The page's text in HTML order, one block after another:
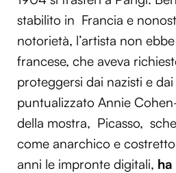
stabilito in Francia e
notorietà, l’artista non
francese, che aveva
proteggersi dai nazisti e
puntualizzato Annie
della mostra, Picasso,
come anarchico e
anni le impronte digitali,